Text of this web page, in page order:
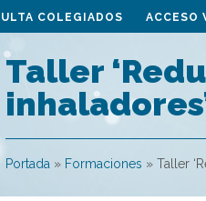
COLEGIADOS ACCESO
Taller
Portada » Formaciones » Taller